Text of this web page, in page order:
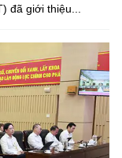
đã giới thiệu...